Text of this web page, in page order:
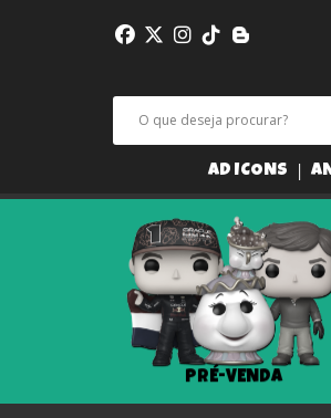
AD ICONS
PRÉ-VENDA